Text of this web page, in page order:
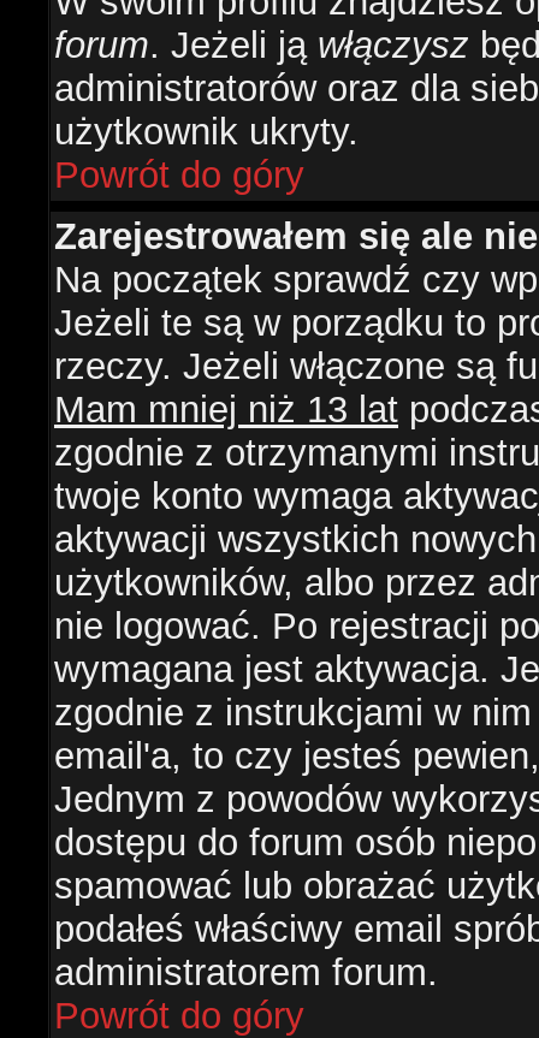
forum. Jeżeli ją włączysz
administratorów oraz dla
użytkownik ukryty.
Powrót do góry
Zarejestrowałem się ale
Na początek sprawdź czy
Jeżeli te są w porządku to
rzeczy. Jeżeli włączone są
Mam mniej niż 13 lat
zgodnie z otrzymanymi
twoje konto wymaga
aktywacji wszystkich
użytkowników, albo przez
nie logować. Po rejestracji
wymagana jest aktywacja.
zgodnie z instrukcjami w
email'a, to czy jesteś
Jednym z powodów
dostępu do forum osób
spamować lub obrażać
podałeś właściwy email
administratorem forum.
Powrót do góry